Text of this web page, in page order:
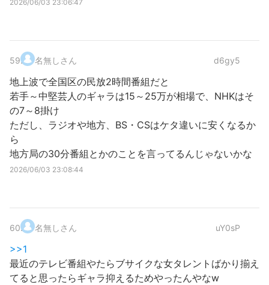
2026/06/03 23:06:47
59. 名無しさん d6gy5
地上波で全国区の民放2時間番組だと
若手～中堅芸人のギャラは15～25万が相場で、NHKはそ
の7～8掛け
ただし、ラジオや地方、BS・CSはケタ違いに安くなるか
ら
地方局の30分番組とかのことを言ってるんじゃないかな
2026/06/03 23:08:44
60. 名無しさん uY0sP
>>1
最近のテレビ番組やたらブサイクな女タレントばかり揃え
てると思ったらギャラ抑えるためやったんやなw